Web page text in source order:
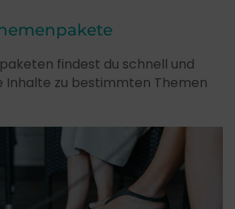
findest du schnell und
Inhalte zu bestimmten Themen